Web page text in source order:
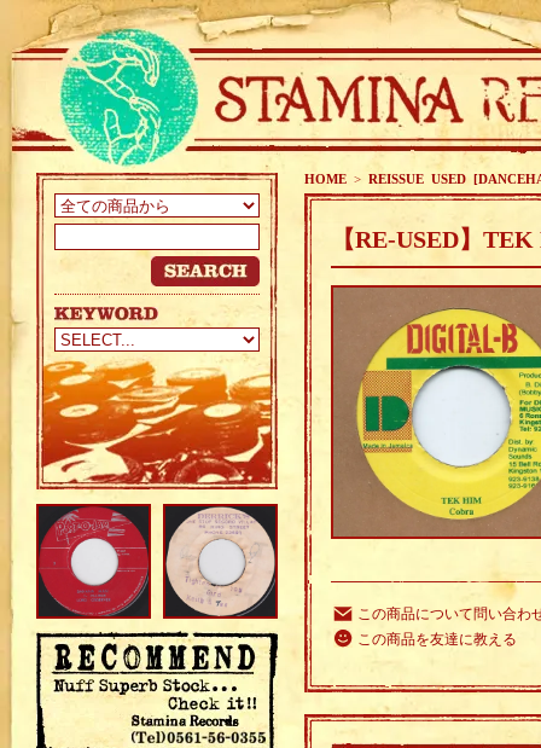
HOME > REISSUE USED
【RE-USED】
この商品について問い合わ
この商品を友達に教える